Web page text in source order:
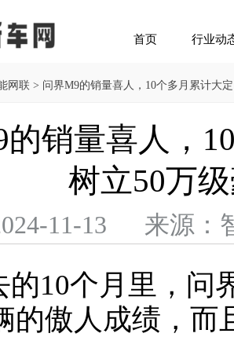
首页 行业动
网联 > 问界M9的销量喜人，10个多月累计大
的销量喜人，
树立50万
11-13 来源：
的10个月里，问
的傲人成绩，